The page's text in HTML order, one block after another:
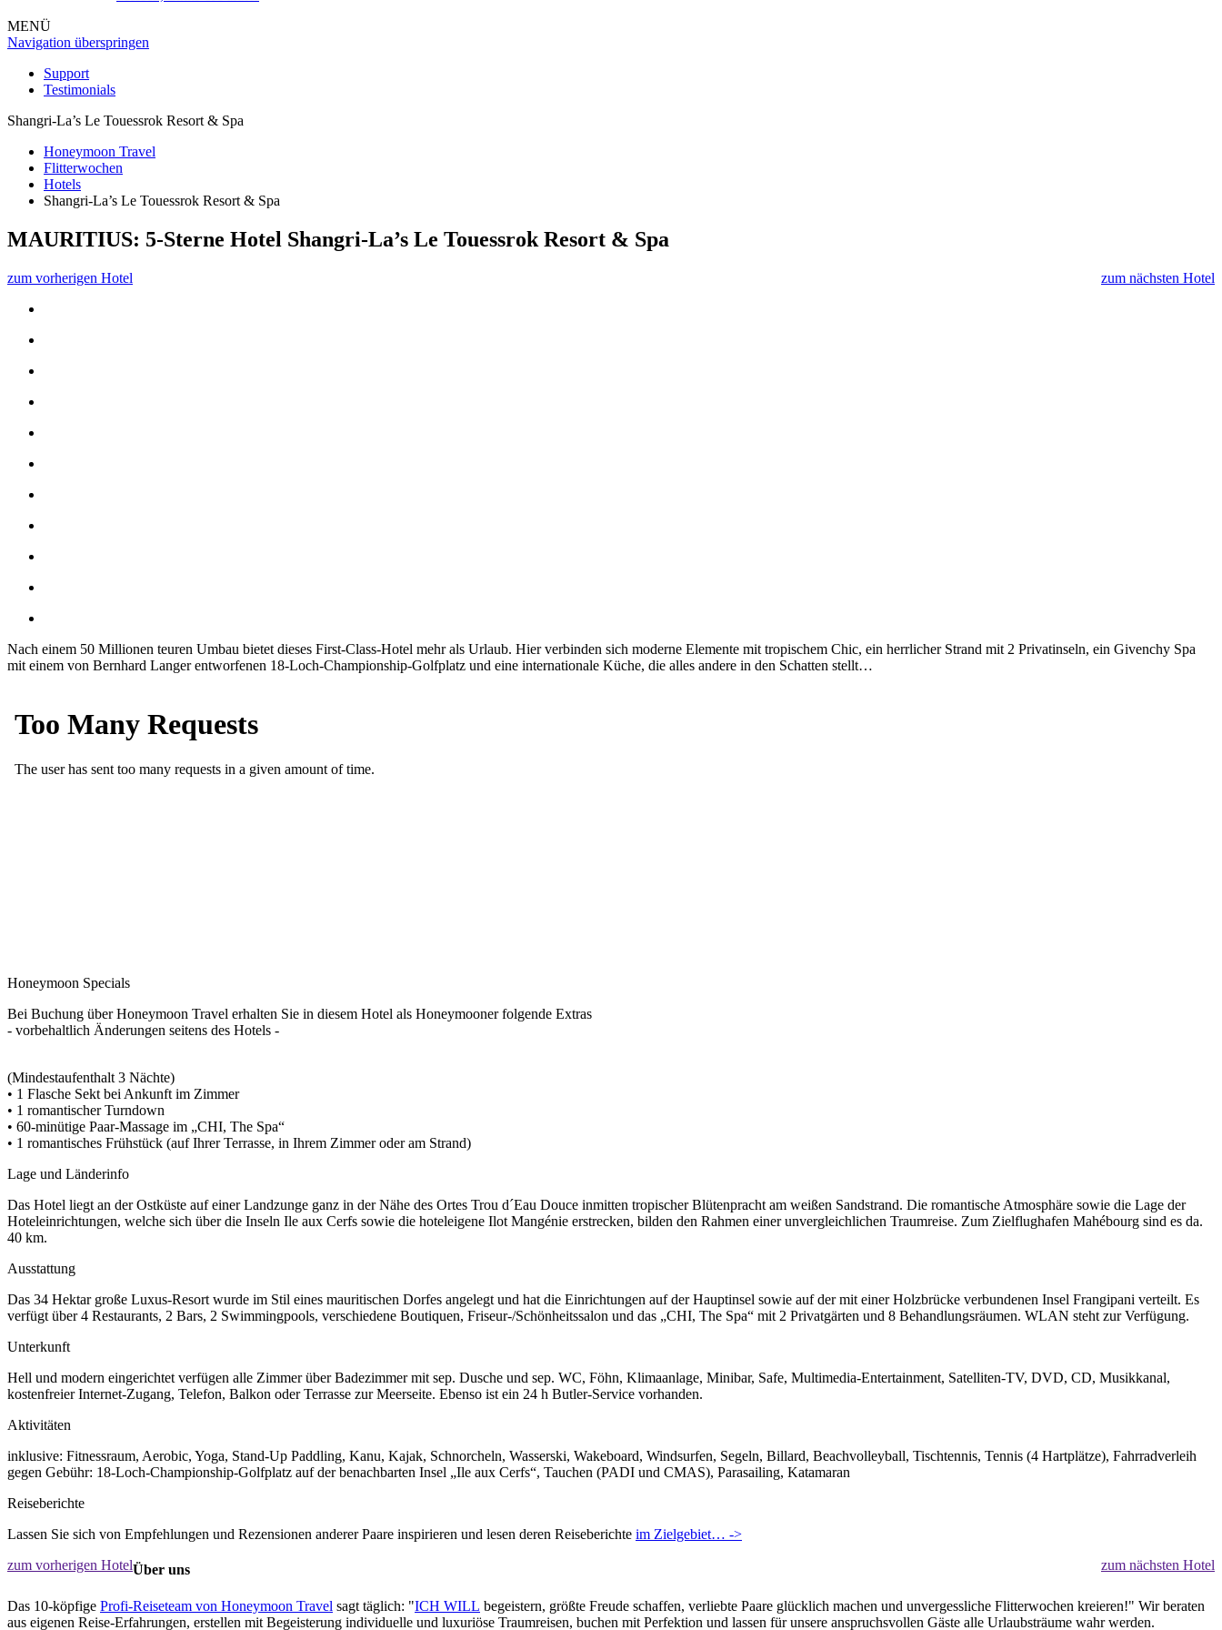
MENÜ
Navigation überspringen
Support
Testimonials
Shangri-La’s Le Touessrok Resort & Spa
Honeymoon Travel
Flitterwochen
Hotels
Shangri-La’s Le Touessrok Resort & Spa
MAURITIUS: 5-Sterne Hotel Shangri-La’s Le Touessrok Resort & Spa
zum vorherigen Hotel zum nächsten Hotel
Nach einem 50 Millionen teuren Umbau bietet dieses First-Class-Hotel mehr als Urlaub. Hier verbinden sich moderne Elemente mit tropischem Chic, ein herrlicher Strand mit 2 Privatinseln, ein Givenchy Spa
mit einem von Bernhard Langer entworfenen 18-Loch-Championship-Golfplatz und eine internationale Küche, die alles andere in den Schatten stellt…
Honeymoon Specials
Bei Buchung über Honeymoon Travel erhalten Sie in diesem Hotel als Honeymooner folgende Extras
- vorbehaltlich Änderungen seitens des Hotels -
(Mindestaufenthalt 3 Nächte)
• 1 Flasche Sekt bei Ankunft im Zimmer
• 1 romantischer Turndown
• 60-minütige Paar-Massage im „CHI, The Spa“
• 1 romantisches Frühstück (auf Ihrer Terrasse, in Ihrem Zimmer oder am Strand)
Lage und Länderinfo
Das Hotel liegt an der Ostküste auf einer Landzunge ganz in der Nähe des Ortes Trou d´Eau Douce inmitten tropischer Blütenpracht am weißen Sandstrand. Die romantische Atmosphäre sowie die Lage der
Hoteleinrichtungen, welche sich über die Inseln Ile aux Cerfs sowie die hoteleigene Ilot Mangénie erstrecken, bilden den Rahmen einer unvergleichlichen Traumreise. Zum Zielflughafen Mahébourg sind es da.
40 km.
Ausstattung
Das 34 Hektar große Luxus-Resort wurde im Stil eines mauritischen Dorfes angelegt und hat die Einrichtungen auf der Hauptinsel sowie auf der mit einer Holzbrücke verbundenen Insel Frangipani verteilt. Es
verfügt über 4 Restaurants, 2 Bars, 2 Swimmingpools, verschiedene Boutiquen, Friseur-/Schönheitssalon und das „CHI, The Spa“ mit 2 Privatgärten und 8 Behandlungsräumen. WLAN steht zur Verfügung.
Unterkunft
Hell und modern eingerichtet verfügen alle Zimmer über Badezimmer mit sep. Dusche und sep. WC, Föhn, Klimaanlage, Minibar, Safe, Multimedia-Entertainment, Satelliten-TV, DVD, CD, Musikkanal,
kostenfreier Internet-Zugang, Telefon, Balkon oder Terrasse zur Meerseite. Ebenso ist ein 24 h Butler-Service vorhanden.
Aktivitäten
inklusive: Fitnessraum, Aerobic, Yoga, Stand-Up Paddling, Kanu, Kajak, Schnorcheln, Wasserski, Wakeboard, Windsurfen, Segeln, Billard, Beachvolleyball, Tischtennis, Tennis (4 Hartplätze), Fahrradverleih
gegen Gebühr: 18-Loch-Championship-Golfplatz auf der benachbarten Insel „Ile aux Cerfs“, Tauchen (PADI und CMAS), Parasailing, Katamaran
Reiseberichte
Lassen Sie sich von Empfehlungen und Rezensionen anderer Paare inspirieren und lesen deren Reiseberichte im Zielgebiet… ->
zum vorherigen Hotel
zum nächsten Hotel
Über uns
Das 10-köpfige Profi-Reiseteam von Honeymoon Travel sagt täglich: "ICH WILL begeistern, größte Freude schaffen, verliebte Paare glücklich machen und unvergessliche Flitterwochen kreieren!" Wir beraten
aus eigenen Reise-Erfahrungen, erstellen mit Begeisterung individuelle und luxuriöse Traumreisen, buchen mit Perfektion und lassen für unsere anspruchsvollen Gäste alle Urlaubsträume wahr werden.